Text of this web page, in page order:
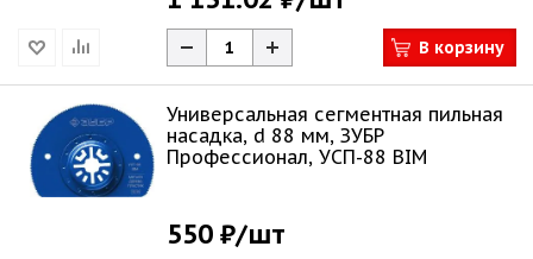
В корзину
Универсальная сегментная пильная
насадка, d 88 мм, ЗУБР
Профессионал, УСП-88 BIM
550 ₽/шт